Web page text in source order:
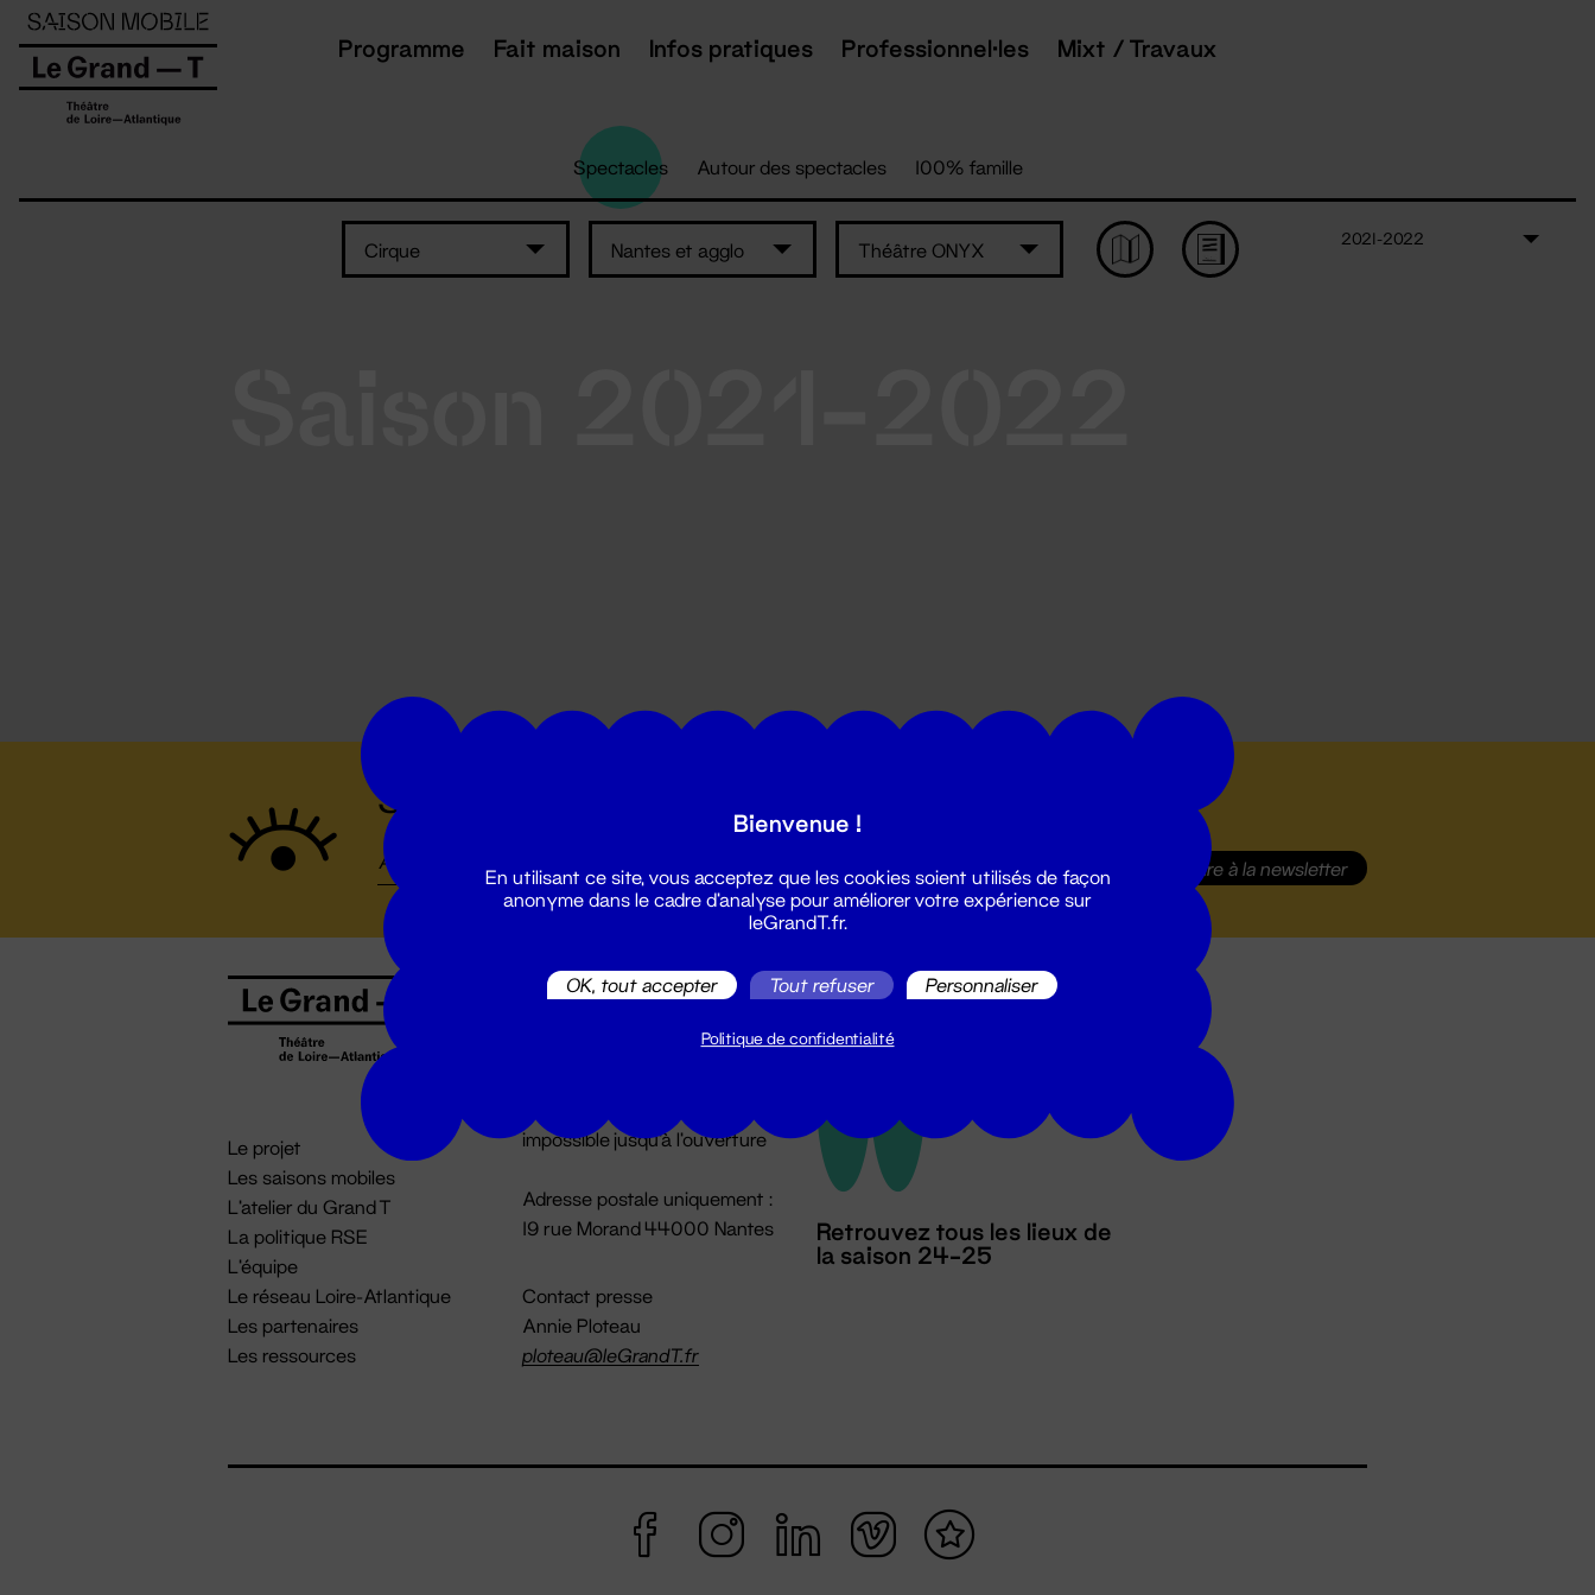
Programme Fait maison Infos pratiques Professionnel·les Mixt / Travaux
Spectacles Autour des spectacles 100% famille
Cirque Nantes et agglo Théâtre ONYX
2021-2022
Suivez toutes les actualités du Grand T :
S'inscrire à la newsletter
Le projet
Les saisons mobiles
L'atelier du Grand T
La politique RSE
L'équipe
Le réseau Loire-Atlantique
Les partenaires
Les ressources
Billetterie
billetterie@leGrandT.fr
impossible jusqu'à l'ouverture
Adresse postale uniquement :
19 rue Morand 44000 Nantes
Contact presse
Annie Ploteau
ploteau@leGrandT.fr
Retrouvez tous les lieux de
la saison 24-25
Panneau de gestion des cookies
Bienvenue !
En utilisant ce site, vous acceptez que les cookies soient utilisés de façon
anonyme dans le cadre d'analyse pour améliorer votre expérience sur
leGrandT.fr.
OK, tout accepter Tout refuser Personnaliser
Politique de confidentialité